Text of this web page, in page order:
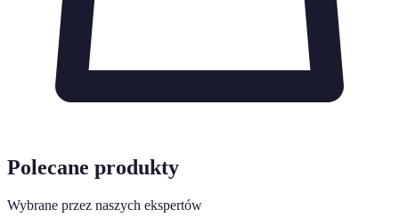
Polecane produkty
Wybrane przez naszych ekspertów